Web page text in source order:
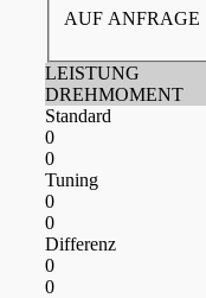
AUF ANFRAGE
LEISTUNG
DREHMOMENT
Standard
0
0
Tuning
0
0
Differenz
0
0